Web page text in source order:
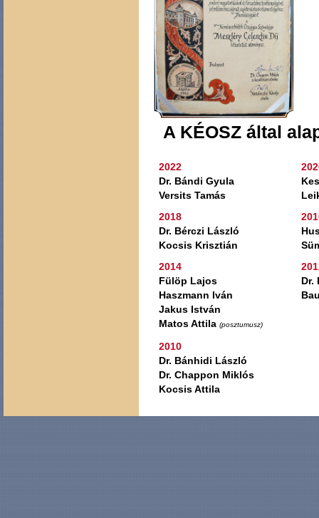
A KÉOSZ által
2022
Dr. Bándi Gyula
Versits Tamás
2018
Dr. Bérczi László
Kocsis Krisztián
2014
Fülöp Lajos
Haszmann Iván
Jakus István
Matos Attila (posztumusz)
Dr.
2010
Dr. Bánhidi László
Dr. Chappon Miklós
Kocsis Attila